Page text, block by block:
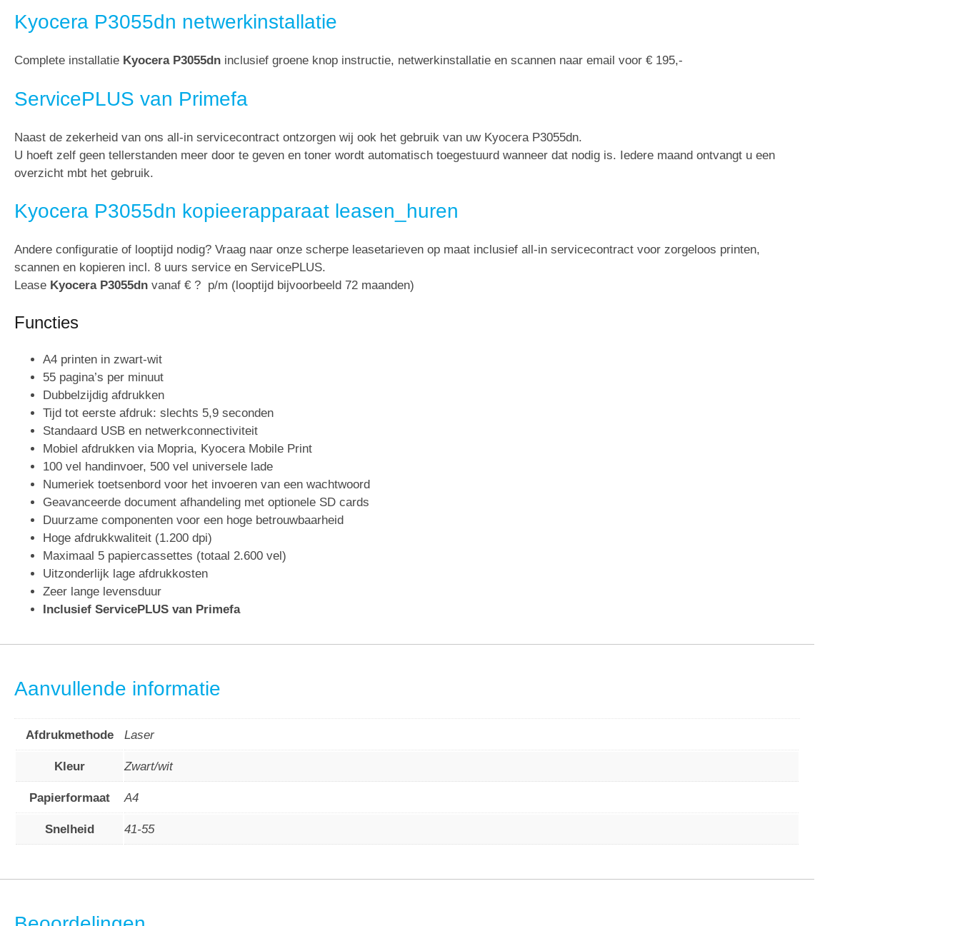
Kyocera P3055dn netwerkinstallatie
Complete installatie Kyocera P3055dn inclusief groene knop instructie, netwerkinstallatie en scannen naar email voor € 195,-
ServicePLUS van Primefa
Naast de zekerheid van ons all-in servicecontract ontzorgen wij ook het gebruik van uw Kyocera P3055dn.
U hoeft zelf geen tellerstanden meer door te geven en toner wordt automatisch toegestuurd wanneer dat nodig is. Iedere maand ontvangt u een
overzicht mbt het gebruik.
Kyocera P3055dn kopieerapparaat leasen_huren
Andere configuratie of looptijd nodig? Vraag naar onze scherpe leasetarieven op maat inclusief all-in servicecontract voor zorgeloos printen,
scannen en kopieren incl. 8 uurs service en ServicePLUS.
Lease Kyocera P3055dn vanaf € ? p/m (looptijd bijvoorbeeld 72 maanden)
Functies
A4 printen in zwart-wit
55 pagina’s per minuut
Dubbelzijdig afdrukken
Tijd tot eerste afdruk: slechts 5,9 seconden
Standaard USB en netwerkconnectiviteit
Mobiel afdrukken via Mopria, Kyocera Mobile Print
100 vel handinvoer, 500 vel universele lade
Numeriek toetsenbord voor het invoeren van een wachtwoord
Geavanceerde document afhandeling met optionele SD cards
Duurzame componenten voor een hoge betrouwbaarheid
Hoge afdrukkwaliteit (1.200 dpi)
Maximaal 5 papiercassettes (totaal 2.600 vel)
Uitzonderlijk lage afdrukkosten
Zeer lange levensduur
Inclusief ServicePLUS van Primefa
Aanvullende informatie
Afdrukmethode Laser
Kleur Zwart/wit
Papierformaat A4
Snelheid 41-55